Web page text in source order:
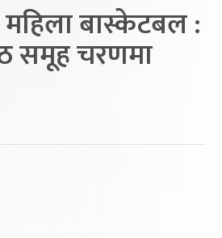
महिला बास्केटबल :
समूह चरणमा